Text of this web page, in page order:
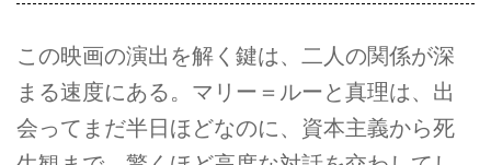
この映画の演出を解く鍵は、二人の関係が深
まる速度にある。マリー＝ルーと真理は、出
会ってまだ半日ほどなのに、資本主義から死